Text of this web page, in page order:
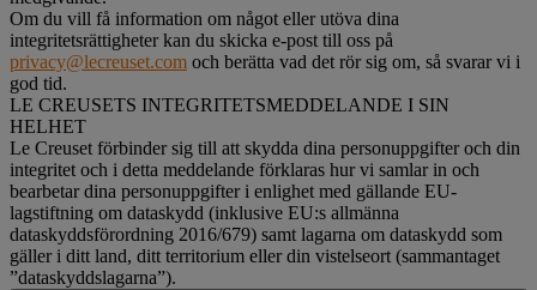
Om du vill få information om något eller utöva dina
integritetsrättigheter kan du skicka e-post till oss på
privacy@lecreuset.com och berätta vad det rör sig om, så svarar vi i
god tid.
LE CREUSETS INTEGRITETSMEDDELANDE I SIN
HELHET
Le Creuset förbinder sig till att skydda dina personuppgifter och din
integritet och i detta meddelande förklaras hur vi samlar in och
bearbetar dina personuppgifter i enlighet med gällande EU-
lagstiftning om dataskydd (inklusive EU:s allmänna
dataskyddsförordning 2016/679) samt lagarna om dataskydd som
gäller i ditt land, ditt territorium eller din vistelseort (sammantaget
”dataskyddslagarna”).